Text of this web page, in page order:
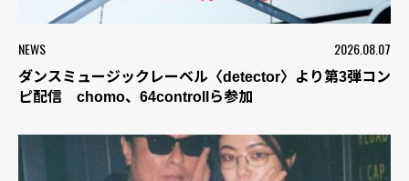
NEWS 2026.08.07
ダンスミュージックレーベル〈detector〉より第3弾コン
ピ配信 chomo、64controllら参加